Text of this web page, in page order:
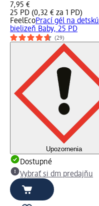
7,95 €
25 PD (0,32 € za 1 PD)
FeelEcoPrací gél na detskú
bielizeň Baby, 25 PD
(29)
Upozornenia
Dostupné
Vybrať si dm predajňu